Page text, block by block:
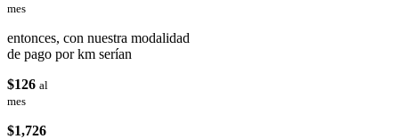
mes
entonces, con nuestra modalidad
de pago por km serían
$126 al
mes
$1,726